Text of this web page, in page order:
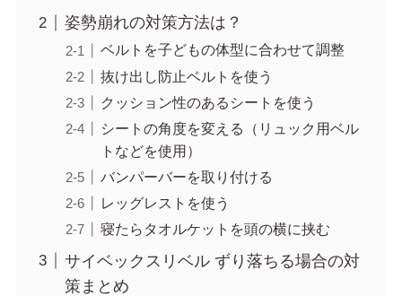
姿勢崩れの対策方法は？
ベルトを子どもの体型に合わせて調整
抜け出し防止ベルトを使う
クッション性のあるシートを使う
シートの角度を変える（リュック用ベル
トなどを使用）
バンパーバーを取り付ける
レッグレストを使う
寝たらタオルケットを頭の横に挟む
サイベックスリベル ずり落ちる場合の対
策まとめ